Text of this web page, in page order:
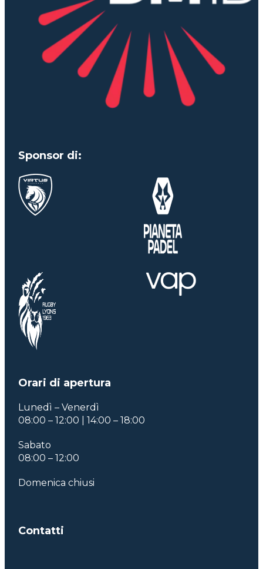
Sponsor di:
Orari di apertura
Lunedì – Venerdì
08:00 – 12:00 | 14:00 – 18:00
Sabato
08:00 – 12:00
Domenica chiusi
Contatti